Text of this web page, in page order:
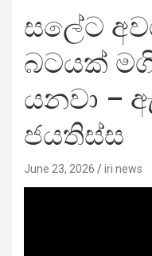
සලේට
බටයක්
යනවා –
ජයතිස්ස
June 23, 2026 iri news